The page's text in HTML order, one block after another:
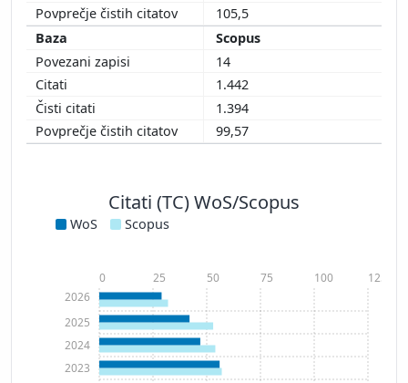
105,5
Scopus
14
1.442
1.394
99,57
Citati (TC) WoS/Scopus
WoS Scopus
2023
2024
2025
2026
0 25 50 75 100 125